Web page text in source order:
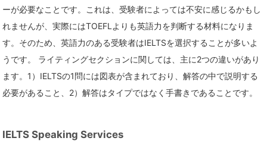
ーが必要なことです。これは、受験者によっては不安に感じるかもし
れませんが、実際にはTOEFLよりも英語力を判断する材料になりま
す。そのため、英語力のある受験者はIELTSを選択することが多いよ
うです。 ライティングセクションに関しては、主に2つの違いがあり
ます。1）IELTSの1問には図表が含まれており、解答の中で説明する
必要があること、2）解答はタイプではなく手書きであることです。
IELTS Speaking Services